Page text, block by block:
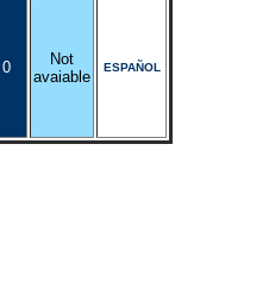
0
Not
avaiable
ESPAÑOL